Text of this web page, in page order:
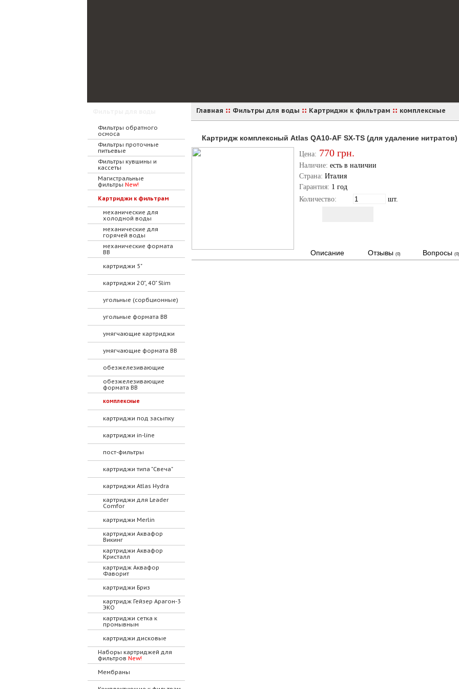
Фильтры обратного
осмоса
Фильтры проточные
питьевые
Фильтры кувшины и
кассеты
Магистральные
фильтры New!
Картриджи к фильтрам
механические для
холодной воды
механические для
горячей воды
механические формата
ВВ
картриджи 5"
картриджи 20", 40" Slim
угольные (сорбционные)
угольные формата ВВ
умягчающие картриджи
умягчающие формата ВВ
обезжелезивающие
обезжелезивающие
формата ВВ
комплексные
картриджи под засыпку
картриджи in-line
пост-фильтры
картриджи типа "Свеча"
картриджи Atlas Hydra
картриджи для Leader
Comfor
картриджи Merlin
картриджи Аквафор
Викинг
картриджи Аквафор
Кристалл
картридж Аквафор
Фаворит
картриджи Бриз
картридж Гейзер Арагон-3
ЭКО
картриджи сетка к
промывным
картриджи дисковые
Наборы картриджей для
фильтров New!
Мембраны
Главная :: Фильтры для воды :: Картриджи к фильтрам :: комплексные
Картридж комплексный Atlas QA10-AF SX-TS (для удаление нитратов)
Цена: 770 грн.
Наличие: есть в наличии
Страна: Италия
Гарантия: 1 год
Количество:
шт.
Описание Отзывы (0) Вопросы (0)